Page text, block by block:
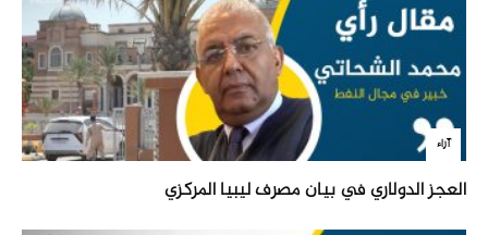
آراء
العجز الدولاري في بيان مصرف ليبيا المركزي